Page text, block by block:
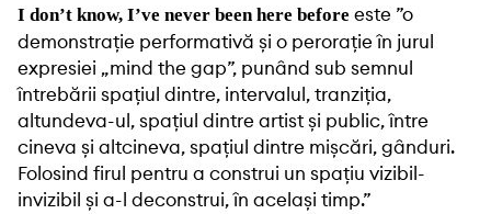
I don’t know, I’ve never been here before este ”o
demonstrație performativă și o perorație în jurul
expresiei „mind the gap”, punând sub semnul
întrebării spațiul dintre, intervalul, tranziția,
altundeva-ul, spațiul dintre artist și public, între
cineva și altcineva, spațiul dintre mișcări, gânduri.
Folosind firul pentru a construi un spațiu vizibil-
invizibil și a-l deconstrui, în același timp.”